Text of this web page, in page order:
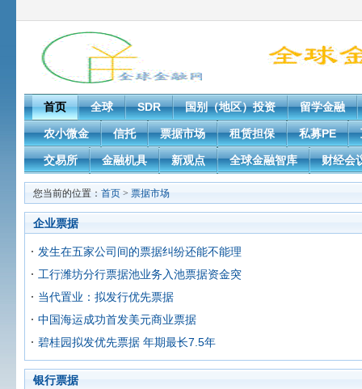
首页 全球 SDR 国别（地区）投资 留学金融
农小微金 信托 票据市场 租赁担保 私募PE
交易所 金融机具 新观点 全球金融智库 财经会
您当前的位置： 首页 > 票据市场
企业票据
发生在五家公司间的票据纠纷还能不能理
工行潍坊分行票据池业务入池票据资金突
当代置业：拟发行优先票据
中国海运成功首发美元商业票据
碧桂园拟发优先票据 年期最长7.5年
银行票据